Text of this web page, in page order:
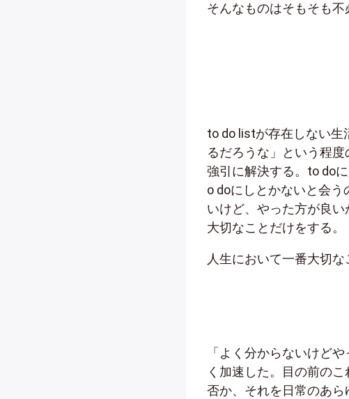
そんなものはそもそも不
to do listが存在しない生
るだろうな」という程
強引に解決する。to do
o doにしとかないと会
いけど、やった方が良
大切なことだけをする。
人生において一番大切
「よく分からないけど
く加速した。目の前の
否か、それを日常のあら